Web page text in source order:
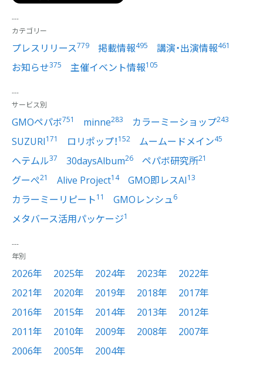
カテゴリー
プレスリリース779 掲載情報495 講演・出演情報461
お知らせ375 主催イベント情報105
サービス別
GMOペパボ751 minne283 カラーミーショップ243
SUZURI171 ロリポップ！152 ムームードメイン45
ヘテムル37 30daysAlbum26 ペパボ研究所21
グーぺ21 Alive Project14 GMO即レスAI13
カラーミーリピート11 GMOレンシュ6
メタバース活用パッケージ1
年別
2026年 2025年 2024年 2023年
2022年
2021年
2020年 2019年 2018年
2017年
2016年
2015年 2014年 2013年
2012年
2011年
2010年 2009年 2008年
2007年
2006年
2005年 2004年